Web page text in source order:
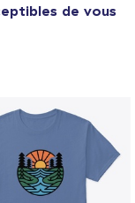
de vous